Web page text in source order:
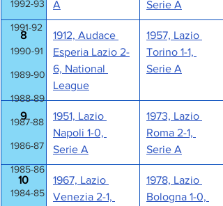
1992-93
1991-92
1990-91
1989-90
1988-89
1987-88
1986-87
1985-86
1984-85
A
Serie A
8
1912, Audace
Esperia Lazio 2-
6, National
League
1957, Lazio
Torino 1-1,
Serie A
9
1951, Lazio
Napoli 1-0,
Serie A
1973, Lazio
Roma 2-1,
Serie A
10
1967, Lazio
Venezia 2-1,
1978, Lazio
Bologna 1-0,